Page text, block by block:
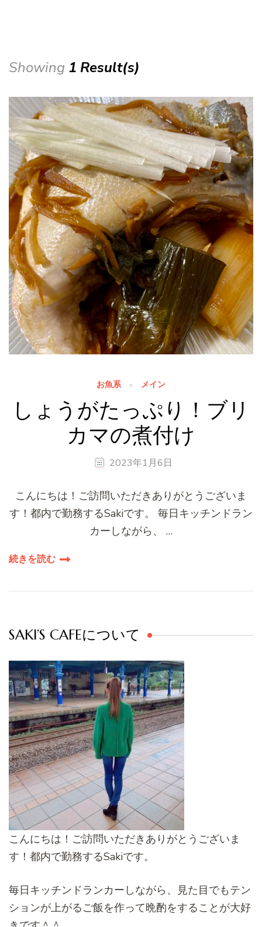
Showing 1 Result(s)
お魚系 メイン
しょうがたっぷり！ブリ
カマの煮付け
2023年1月6日
こんにちは！ご訪問いただきありがとうございま
す！都内で勤務するSakiです。 毎日キッチンドラン
カーしながら、 …
続きを読む
SAKI’S CAFEについて
こんにちは！ご訪問いただきありがとうございま
す！都内で勤務するSakiです。
毎日キッチンドランカーしながら、見た目でもテン
ションが上がるご飯を作って晩酌をすることが大好